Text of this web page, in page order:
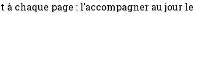
chaque page : l’accompagner au jour le